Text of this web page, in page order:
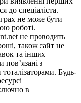
до спеціаліста.
не може бути
роботі.
не проводить
також сайт не
та інших
пов’язані з
Будь-
в